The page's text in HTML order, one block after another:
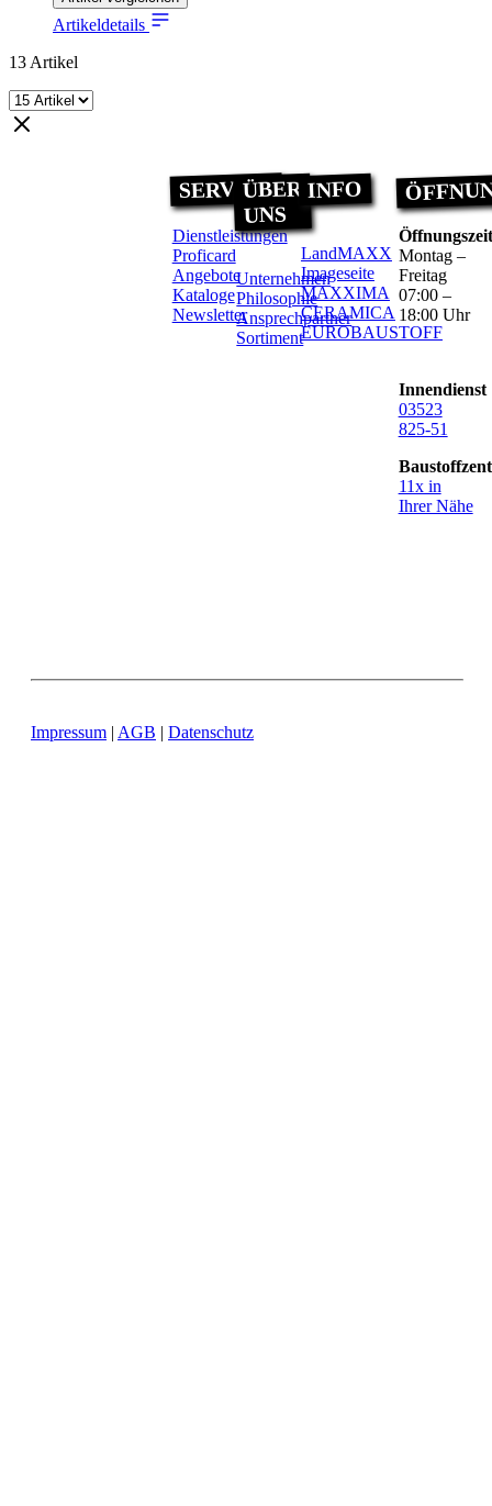
Artikeldetails
13 Artikel
SERVICE
Dienstleistungen
Proficard
Angebote
Kataloge
Newsletter
ÜBER
UNS
Unternehmen
Philosophie
Ansprechpartner
Sortiment
INFO
LandMAXX
Imageseite
MAXXIMA
CERAMICA
EUROBAUSTOFF
Montag –
Freitag
07:00 –
18:00 Uhr
Innendienst
03523
825-51
11x in
Ihrer Nähe
Impressum | AGB | Datenschutz